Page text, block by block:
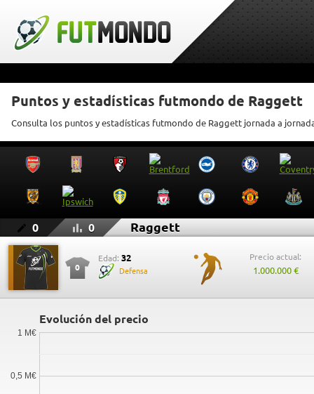
Puntos y estadísticas futmondo de Raggett
Consulta los puntos y estadísticas futmondo de Raggett jornada a
0 0 Raggett
0
Edad: 32
Defensa
Precio actual:
1.000.000 €
Evolución del precio
0,5 M€
1 M€